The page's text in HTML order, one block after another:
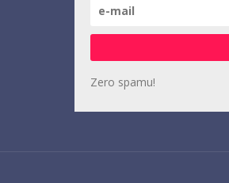
Zero spamu!